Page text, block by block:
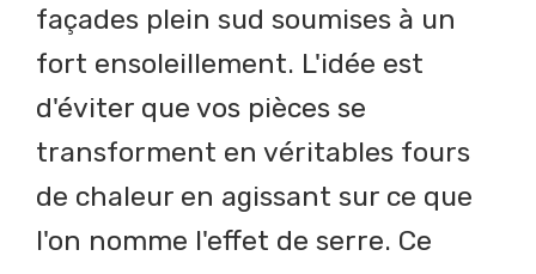
façades plein sud soumises à un
fort ensoleillement. L'idée est
d'éviter que vos pièces se
transforment en véritables fours
de chaleur en agissant sur ce que
l'on nomme l'effet de serre. Ce